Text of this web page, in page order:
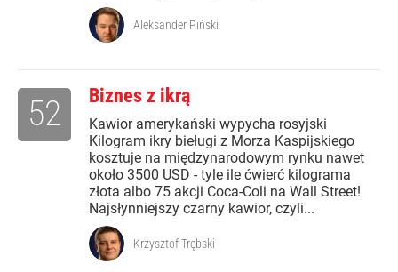
Aleksander Piński
Biznes z ikrą
Kawior amerykański wypycha rosyjski
Kilogram ikry bieługi z Morza Kaspijskiego
kosztuje na międzynarodowym rynku nawet
około 3500 USD - tyle ile ćwierć kilograma
złota albo 75 akcji Coca-Coli na Wall Street!
Najsłynniejszy czarny kawior, czyli...
52
Krzysztof Trębski